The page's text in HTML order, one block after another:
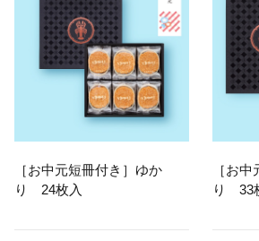
［お中元短冊付き］ゆか
り 24枚入
［お
り 33